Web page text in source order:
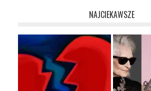
NAJCIEKAWSZE